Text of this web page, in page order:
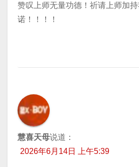
赞叹上师无量功德！祈请上师加
诺！！！！
慧喜天母说道：
2026年6月14日 上午5:39